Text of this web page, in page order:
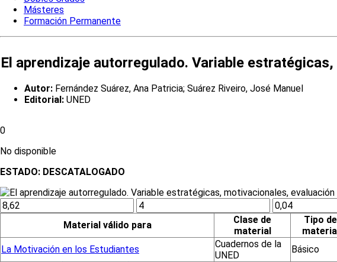
Másteres
Formación Permanente
El aprendizaje autorregulado. Variable
Autor: Fernández Suárez, Ana Patricia; Suárez Riveiro, José Manuel
Editorial: UNED
0
No disponible
ESTADO: DESCATALOGADO
Material válido para
Clase de
material
Tipo de
La Motivación en los Estudiantes
Cuadernos de la
UNED
Básico